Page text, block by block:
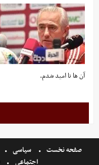
آن ها نا امید شدم.
صفحه نخست سیاسی
اجتماعی